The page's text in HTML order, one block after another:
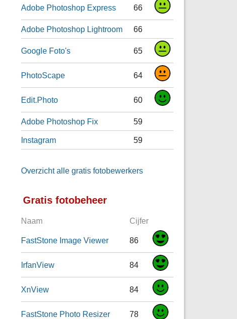
Adobe Photoshop Express 66
Adobe Photoshop Lightroom 66
Google Foto's 65
PhotoScape 64
Edit.Photo 60
Adobe Photoshop Fix 59
Instagram 59
Overzicht alle gratis fotobewerkers
Gratis fotobeheer
Naam Cijfer
FastStone Image Viewer 86
IrfanView 84
XnView 84
FastStone Photo Resizer 78